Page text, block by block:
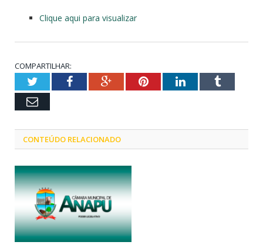
Clique aqui para visualizar
COMPARTILHAR:
TwitterFacebookGoogle+PinterestLinkedInTumblr
Email
CONTEÚDO RELACIONADO